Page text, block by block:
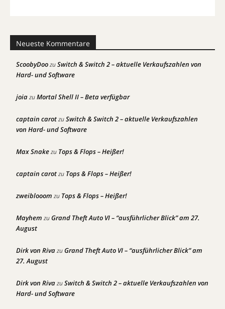
Neueste Kommentare
ScoobyDoozuSwitch & Switch 2 – aktuelle Verkaufszahlen von
Hard- und Software
joiazuMortal Shell II – Beta verfügbar
captain carotzuSwitch & Switch 2 – aktuelle Verkaufszahlen
von Hard- und Software
Max Snakezu Tops & Flops – Heißer!
captain carotzu Tops & Flops – Heißer!
zweiblooom zu Tops & Flops – Heißer!
Mayhem zuGrand Theft Auto VI – “ausführlicher Blick” am 27.
August
Dirk von RivazuGrand Theft Auto VI – “ausführlicher Blick” am
27. August
Dirk von RivazuSwitch & Switch 2 – aktuelle Verkaufszahlen von
Hard- und Software